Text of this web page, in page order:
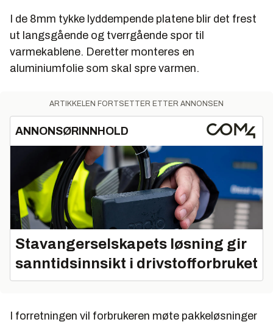
I de 8mm tykke lyddempende platene blir det frest
ut langsgående og tverrgående spor til
varmekablene. Deretter monteres en
aluminiumfolie som skal spre varmen.
ARTIKKELEN FORTSETTER ETTER ANNONSEN
ANNONSØRINNHOLD
Stavangerselskapets løsning gir
sanntidsinnsikt i drivstofforbruket
I forretningen vil forbrukeren møte pakkeløsninger